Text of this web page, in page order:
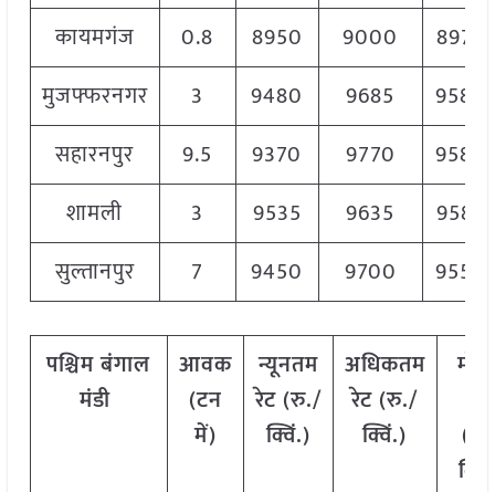
कायमगंज
0.8 8950 9000
8975
मुजफ्फरनगर
3 9480 9685
9580
सहारनपुर
9.5 9370 9770
9580
शामली
3 9535 9635
9585
सुल्तानपुर
7 9450 9700 9550
पश्चिमबंगाल
मंडी
आवक
(टन
में)
न्यूनतम
रेट (रु./
क्विं.)
अधिकतम
रेट (रु./
क्विं.)
(